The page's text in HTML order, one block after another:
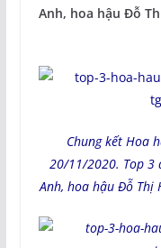
Anh, hoa hậu Đỗ
Chung kết Hoa
20/11/2020. Top 3
Anh, hoa hậu Đỗ Thị